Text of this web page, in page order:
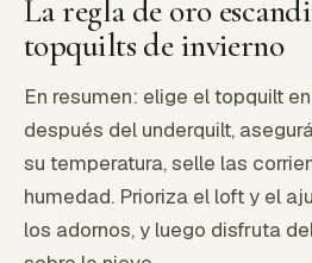
La regla de oro
topquilts de invierno
En resumen: elige el topquilt
después del underquilt,
su temperatura, selle las
humedad. Prioriza el loft y el
los adornos, y luego disfruta